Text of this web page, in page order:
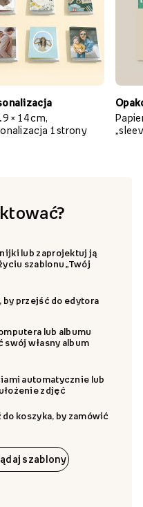
9 × 14 cm,
1 strony
lub zaprojektuj ją
szablonu „Twój
by przejść do edytora
lub albumu
swój własny album
automatycznie lub
zdjęć
koszyka, by zamówić
szablony